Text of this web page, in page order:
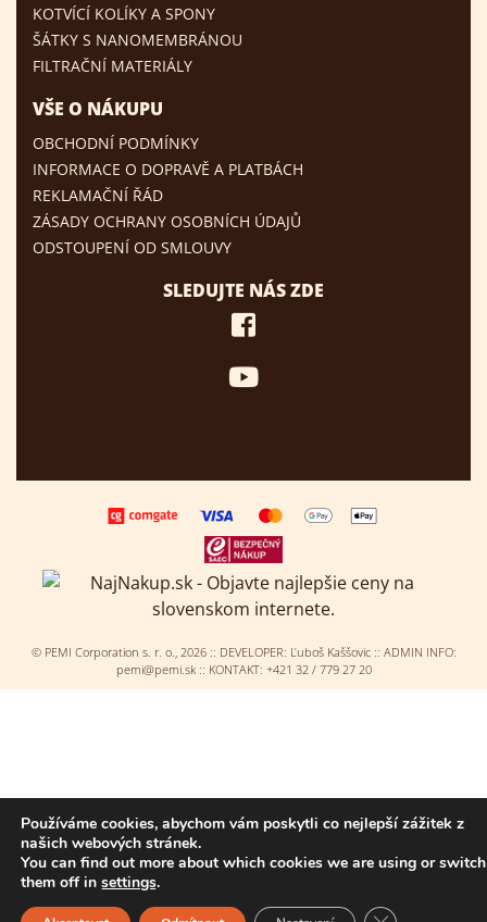
KOTVÍCÍ KOLÍKY A SPONY
ŠÁTKY S NANOMEMBRÁNOU
FILTRAČNÍ MATERIÁLY
VŠE O NÁKUPU
OBCHODNÍ PODMÍNKY
INFORMACE O DOPRAVĚ A PLATBÁCH
REKLAMAČNÍ ŘÁD
ZÁSADY OCHRANY OSOBNÍCH ÚDAJŮ
ODSTOUPENÍ OD SMLOUVY
SLEDUJTE NÁS ZDE
© PEMI Corporation s. r. o., 2026:: DEVELOPER: Ľuboš Kaššovic:: ADMIN INFO:
pemi@pemi.sk :: KONTAKT: +421 32 / 779 27 20
Používáme cookies, abychom vám poskytli co nejlepší zážitek z
našich webových stránek.
You can find out more about which cookies we are using or switch
them off in settings.